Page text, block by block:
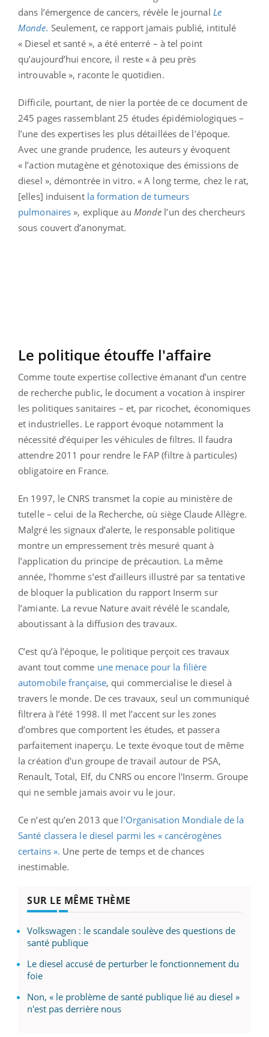
dans l’émergence de cancers, révèle le journal Le
Monde. Seulement, ce rapport jamais publié, intitulé
« Diesel et santé », a été enterré – à tel point
qu’aujourd’hui encore, il reste « à peu près
introuvable », raconte le quotidien.
Difficile, pourtant, de nier la portée de ce document de
245 pages rassemblant 25 études épidémiologiques –
l’une des expertises les plus détaillées de l’époque.
Avec une grande prudence, les auteurs y évoquent
« l’action mutagène et génotoxique des émissions de
diesel », démontrée in vitro. « A long terme, chez le rat,
[elles] induisent la formation de tumeurs
pulmonaires », explique au Monde l’un des chercheurs
sous couvert d’anonymat.
Le politique étouffe l'affaire
Comme toute expertise collective émanant d’un centre
de recherche public, le document a vocation à inspirer
les politiques sanitaires – et, par ricochet, économiques
et industrielles. Le rapport évoque notamment la
nécessité d’équiper les véhicules de filtres. Il faudra
attendre 2011 pour rendre le FAP (filtre à particules)
obligatoire en France.
En 1997, le CNRS transmet la copie au ministère de
tutelle – celui de la Recherche, où siège Claude Allègre.
Malgré les signaux d’alerte, le responsable politique
montre un empressement très mesuré quant à
l’application du principe de précaution. La même
année, l’homme s’est d’ailleurs illustré par sa tentative
de bloquer la publication du rapport Inserm sur
l’amiante. La revue Nature avait révélé le scandale,
aboutissant à la diffusion des travaux.
C’est qu’à l’époque, le politique perçoit ces travaux
avant tout comme une menace pour la filière
automobile française, qui commercialise le diesel à
travers le monde. De ces travaux, seul un communiqué
filtrera à l’été 1998. Il met l’accent sur les zones
d’ombres que comportent les études, et passera
parfaitement inaperçu. Le texte évoque tout de même
la création d'un groupe de travail autour de PSA,
Renault, Total, Elf, du CNRS ou encore l'Inserm. Groupe
qui ne semble jamais avoir vu le jour.
Ce n’est qu’en 2013 que l’Organisation Mondiale de la
Santé classera le diesel parmi les « cancérogènes
certains ». Une perte de temps et de chances
inestimable.
SUR LE MÊME THÈME
Volkswagen : le scandale soulève des questions de
santé publique
Le diesel accusé de perturber le fonctionnement du
foie
Non, « le problème de santé publique lié au diesel »
n'est pas derrière nous